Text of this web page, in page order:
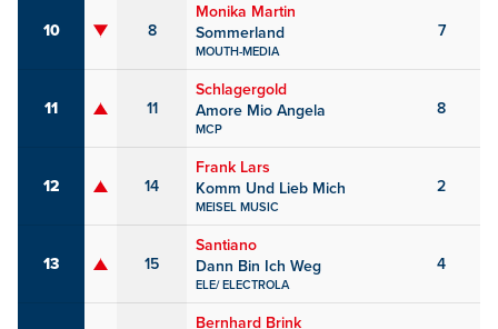
10 8
Monika Martin
Sommerland
MOUTH-MEDIA
7
11 11
Schlagergold
Amore Mio Angela
MCP
8
12 14
Frank Lars
Komm Und Lieb Mich
MEISEL MUSIC
2
13 15
Santiano
Dann Bin Ich Weg
ELE/ ELECTROLA
4
Bernhard Brink